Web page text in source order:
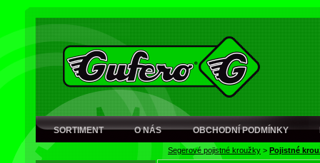
SORTIMENT O NÁS OBCHODNÍ PODMÍNKY
Segerové pojistné kroužky > Pojistné